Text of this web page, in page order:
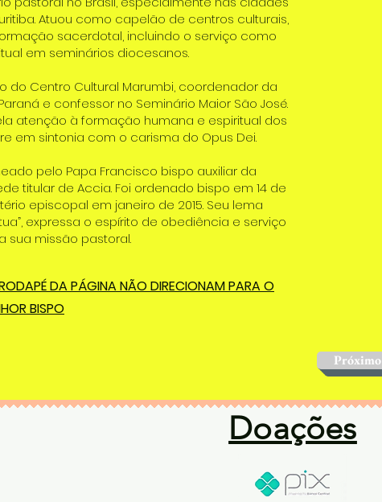
Atuou como capelão de centros culturais,
sacerdotal, incluindo o serviço como
em seminários diocesanos.
Centro Cultural Marumbi, coordenador da
e confessor no Seminário Maior São José.
atenção à formação humana e espiritual dos
em sintonia com o carisma do Opus Dei.
pelo Papa Francisco bispo auxiliar da
titular de Accia. Foi ordenado bispo em 14 de
episcopal em janeiro de 2015. Seu lema
expressa o espírito de obediência e serviço
sua missão pastoral.
DA PÁGINA NÃO DIRECIONAM PARA O
BISPO
Próximo
Doações